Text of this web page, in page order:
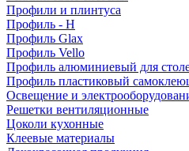
Профили и плинтуса
Профиль - H
Профиль Glax
Профиль Vello
Профиль алюминиевый для
Профиль пластиковый
Освещение и
Решетки вентиляционные
Цоколи кухонные
Клеевые материалы